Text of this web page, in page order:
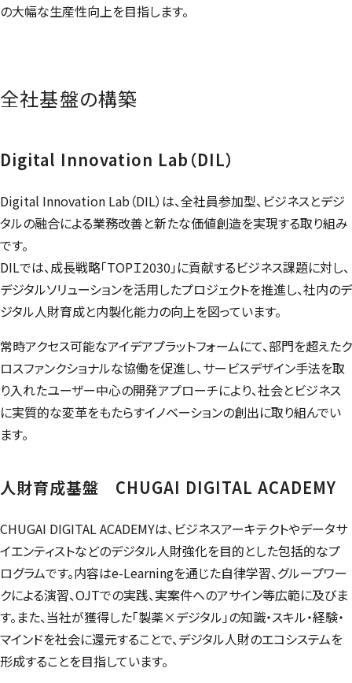
の大幅な生産性向上を目指します。
全社基盤の構築
Digital Innovation Lab （DIL）
Digital Innovation Lab（DIL）は、全社員参加型、ビジネスとデジ
タルの融合による業務改善と新たな価値創造を実現する取り組み
です。
DILでは、成長戦略「TOPＩ2030 」に貢献するビジネス課題に対し、
デジタルソリューションを活用したプロジェクトを推進し、社内のデ
ジタル人財育成と内製化能力の向上を図っています。
常時アクセス可能なアイデアプラットフォームにて、部門を超えたク
ロスファンクショナルな協働を促進し、サービスデザイン手法を取
り入れたユーザー中心の開発アプローチにより、社会とビジネス
に実質的な変革をもたらすイノベーションの創出に取り組んでい
ます。
人財育成基盤 CHUGAI DIGITAL ACADEMY
CHUGAI DIGITAL ACADEMYは、ビジネスアーキテクトやデータサ
イエンティストなどのデジタル人財強化を目的とした包括的なプ
ログラムです。内容はe-Learningを通じた自律学習、グループワー
クによる演習、OJTでの実践、実案件へのアサイン等広範に及びま
す。また、当社が獲得した「製薬×デジタル」の知識・スキル・経験・
マインドを社会に還元することで、デジタル人財のエコシステムを
形成することを目指しています。